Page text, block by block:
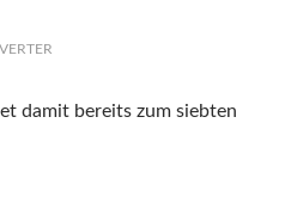
damit bereits zum siebten